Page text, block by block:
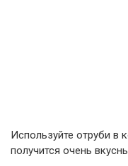
Используйте отруби в
получится очень